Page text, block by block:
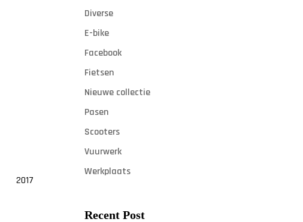
Diverse
E-bike
Facebook
Fietsen
Nieuwe collectie
Pasen
Scooters
Vuurwerk
Werkplaats
Recent Post